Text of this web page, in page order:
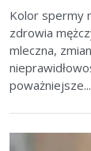
Kolor spermy
zdrowia
mleczna,
poważniejsze...